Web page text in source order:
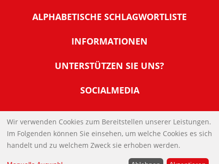
ALPHABETISCHE SCHLAGWORTLISTE
INFORMATIONEN
Warum NachDenkSeiten
Tipps zur Nutzung der NachDenkSeiten
Banner und E-Mail-Signaturen
Links
Kontakt
Impressum
UNTERSTÜTZEN SIE UNS?
Werden Sie Fördermitglied
Spenden Sie Online
SOCIALMEDIA
IMPRESSUM
DATENSCHUTZERKLÄRUNG
Wir verwenden Cookies zum Bereitstellen unserer Leistungen.
Im Folgenden können Sie einsehen, um welche Cookies es sich
handelt und zu welchem Zweck sie erhoben werden.